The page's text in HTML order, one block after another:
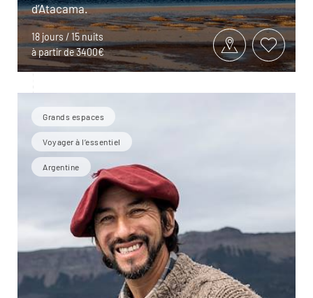
d’Atacama.
18 jours / 15 nuits
à partir de 3400€
Grands espaces
Voyager à l’essentiel
Argentine